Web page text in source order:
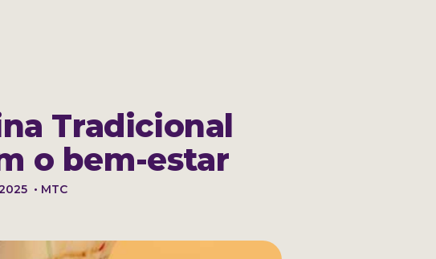
Tradicional
o bem-estar
• MTC